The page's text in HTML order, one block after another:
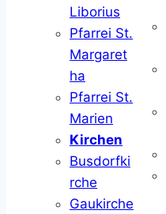
Liborius
Pfarrei St.
Margaret
ha
Pfarrei St.
Marien
Kirchen
Busdorfki
rche
Gaukirche